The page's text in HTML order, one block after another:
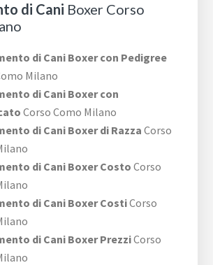
di Cani Boxer Corso
di Cani Boxer con Pedigree
Milano
di Cani Boxer con
Corso Como Milano
di Cani Boxer di Razza Corso
di Cani Boxer Costo Corso
di Cani Boxer CostiCorso
di Cani Boxer PrezziCorso